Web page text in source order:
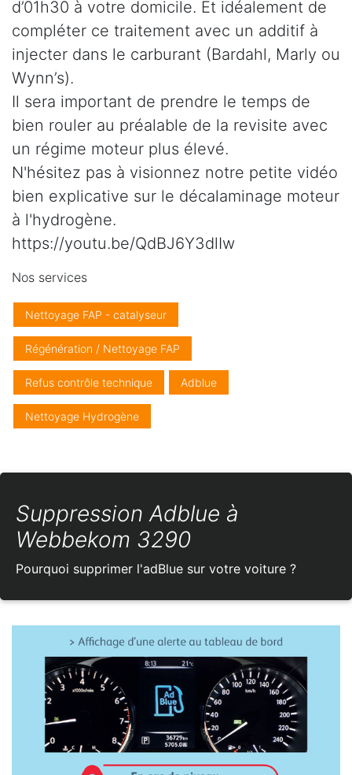
d’01h30 à votre domicile. Et idéalement de
compléter ce traitement avec un additif à
injecter dans le carburant (Bardahl, Marly ou
Wynn’s).
Il sera important de prendre le temps de
bien rouler au préalable de la revisite avec
un régime moteur plus élevé.
N'hésitez pas à visionnez notre petite vidéo
bien explicative sur le décalaminage moteur
à l'hydrogène.
https://youtu.be/QdBJ6Y3dlIw
Nos services
Nettoyage FAP - catalyseur
Régénération / Nettoyage FAP
Refus contrôle technique Adblue
Nettoyage Hydrogène
Suppression Adblue à
Webbekom 3290
Pourquoi supprimer l'adBlue sur votre voiture ?